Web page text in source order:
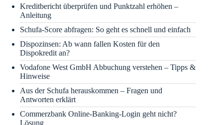
Kreditbericht überprüfen und Punktzahl erhöhen –
Anleitung
Schufa-Score abfragen: So geht es schnell und einfach
Dispozinsen: Ab wann fallen Kosten für den
Dispokredit an?
Vodafone West GmbH Abbuchung verstehen – Tipps &
Hinweise
Aus der Schufa herauskommen – Fragen und
Antworten erklärt
Commerzbank Online-Banking-Login geht nicht?
Lösung